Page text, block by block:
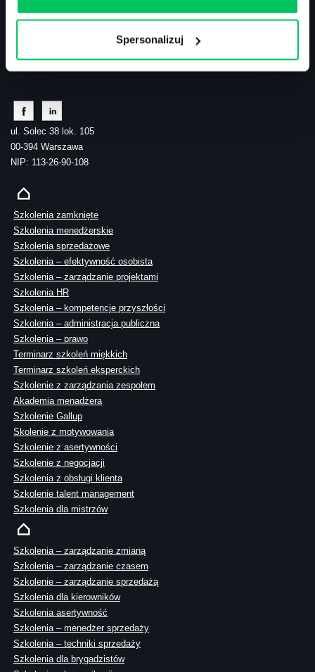
Spersonalizuj
Kontakt
tel.: 505 273 550
ul. Solec 38 lok. 105
00-394 Warszawa
NIP: 113-26-90-108
Szkolenia zamknięte
Szkolenia menedżerskie
Szkolenia sprzedażowe
Szkolenia – efektywność osobista
Szkolenia – zarządzanie projektami
Szkolenia HR
Szkolenia – kompetencje przyszłości
Szkolenia – administracja publiczna
Szkolenia – prawo
Terminarz szkoleń miękkich
Terminarz szkoleń eksperckich
Szkolenie z zarządzania zespołem
Akademia menadżera
Szkolenie Gallup
Skolenie z motywowania
Szkolenie z asertywności
Szkolenie z negocjacji
Szkolenia z obsługi klienta
Szkolenie talent management
Szkolenia dla mistrzów
Szkolenia – zarządzanie zmianą
Szkolenia – zarządzanie czasem
Szkolenie – zarządzanie sprzedażą
Szkolenia dla kierowników
Szkolenia asertywność
Szkolenia – menedżer sprzedaży
Szkolenia – techniki sprzedaży
Szkolenia dla brygadzistów